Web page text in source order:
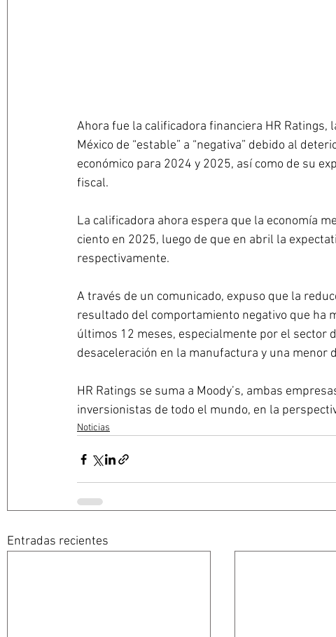
Ahora fue la calificadora financiera HR Ratings,
México de “estable” a “negativa” debido al
económico para 2024 y 2025, así como de su
fiscal.
La calificadora ahora espera que la economía
ciento en 2025, luego de que en abril la
respectivamente.
A través de un comunicado, expuso que la
resultado del comportamiento negativo que
últimos 12 meses, especialmente por el sector
desaceleración en la manufactura y una menor
HR Ratings se suma a Moody’s, ambas
inversionistas de todo el mundo, en la
Noticias
Entradas recientes